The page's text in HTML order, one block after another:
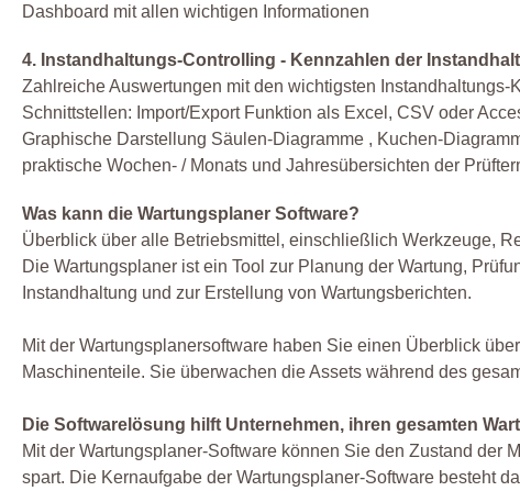
Dashboard mit allen wichtigen Informationen
4. Instandhaltungs-Controlling - Kennzahlen der
Zahlreiche Auswertungen mit den wichtigsten Instandhaltungs-
Schnittstellen: Import/Export Funktion als Excel, CSV oder
Graphische Darstellung Säulen-Diagramme , Kuchen-
praktische Wochen- / Monats und Jahresübersichten der
Was kann die Wartungsplaner Software?
Überblick über alle Betriebsmittel, einschließlich Werkzeuge,
Die Wartungsplaner ist ein Tool zur Planung der Wartung,
Instandhaltung und zur Erstellung von Wartungsberichten.
Mit der Wartungsplanersoftware haben Sie einen Überblick
Maschinenteile. Sie überwachen die Assets während des
Die Softwarelösung hilft Unternehmen, ihren gesamten
Mit der Wartungsplaner-Software können Sie den Zustand der
spart. Die Kernaufgabe der Wartungsplaner-Software besteht